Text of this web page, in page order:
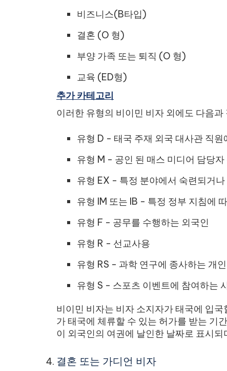
비즈니스(B타입)
결혼 (O 형)
부양 가족 또는 퇴직 (O 형)
교육 (ED형)
추가 카테고리
이러한 유형의 비이민 비자 외에도 다음
유형 D - 태국 주재 외국 대사관 직
유형 M - 공인 된 매스 미디어 담당자
유형 EX - 특정 분야에서 숙련되거
유형 IM 또는 IB - 특정 정부 지침에
유형 F - 공무를 수행하는 외국인
유형 R - 선교사용
유형 RS - 과학 연구에 종사하는 개인
유형 S - 스포츠 이벤트에 참여하는
비이민 비자는 비자 소지자가 태국에 입
가 태국에 체류할 수 있는 허가를 받는 기
이 외국인의 여권에 날인한 날짜로 표시
결혼 또는 가디언 비자